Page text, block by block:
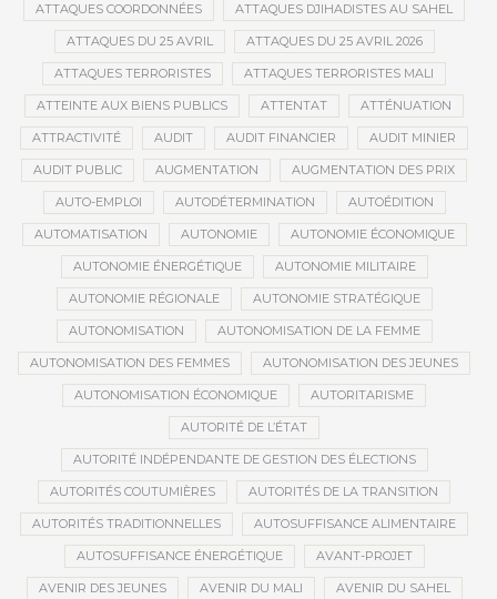
ATTAQUES COORDONNÉES ATTAQUES DJIHADISTES AU SAHEL
ATTAQUES DU 25 AVRIL ATTAQUES DU 25 AVRIL 2026
ATTAQUES TERRORISTES ATTAQUES TERRORISTES MALI
ATTEINTE AUX BIENS PUBLICS ATTENTAT ATTÉNUATION
ATTRACTIVITÉ AUDIT AUDIT FINANCIER AUDIT MINIER
AUDIT PUBLIC AUGMENTATION AUGMENTATION DES PRIX
AUTO-EMPLOI AUTODÉTERMINATION AUTOÉDITION
AUTOMATISATION AUTONOMIE AUTONOMIE ÉCONOMIQUE
AUTONOMIE ÉNERGÉTIQUE AUTONOMIE MILITAIRE
AUTONOMIE RÉGIONALE AUTONOMIE STRATÉGIQUE
AUTONOMISATION AUTONOMISATION DE LA FEMME
AUTONOMISATION DES FEMMES AUTONOMISATION DES JEUNES
AUTONOMISATION ÉCONOMIQUE AUTORITARISME
AUTORITÉ DE L’ÉTAT
AUTORITÉ INDÉPENDANTE DE GESTION DES ÉLECTIONS
AUTORITÉS COUTUMIÈRES AUTORITÉS DE LA TRANSITION
AUTORITÉS TRADITIONNELLES AUTOSUFFISANCE ALIMENTAIRE
AUTOSUFFISANCE ÉNERGÉTIQUE AVANT-PROJET
AVENIR DES JEUNES AVENIR DU MALI AVENIR DU SAHEL